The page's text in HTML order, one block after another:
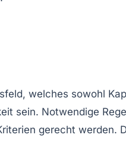
welches sowohl
sein. Notwendige
gerecht werden.